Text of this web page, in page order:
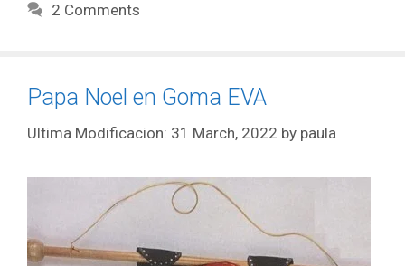
2 Comments
Papa Noel en Goma EVA
31 March, 2022 by paula